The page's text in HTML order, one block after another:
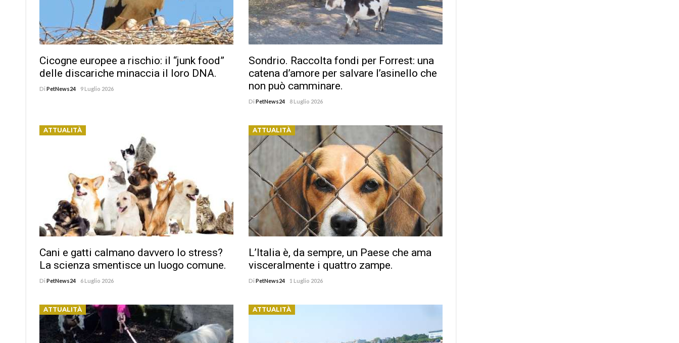
Cicogne europee a rischio: il “junk food”
delle discariche minaccia il loro DNA.
Di PetNews24 9 Luglio 2026
Sondrio. Raccolta fondi per Forrest: una
catena d’amore per salvare l’asinello che
non può camminare.
Di PetNews24 8 Luglio 2026
ATTUALITÀ
Cani e gatti calmano davvero lo stress?
La scienza smentisce un luogo comune.
Di PetNews24 6 Luglio 2026
ATTUALITÀ
L’Italia è, da sempre, un Paese che ama
visceralmente i quattro zampe.
Di PetNews24 1 Luglio 2026
ATTUALITÀ ATTUALITÀ